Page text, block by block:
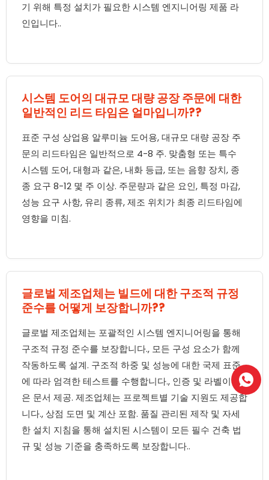
기 위해 특정 설치가 필요한 시스템 엔지니어링 제품 라
인입니다..
시스템 도어의 대규모 대량 공장 주문에 대한
일반적인 리드 타임은 얼마입니까??
표준 구성 상업용 알루미늄 도어용, 대규모 대량 공장 주
문의 리드타임은 일반적으로 4-8 주. 맞춤형 또는 특수
시스템 도어, 대형과 같은, 내화 등급, 또는 음향 장치, 종
종 요구 8-12 몇 주 이상. 주문량과 같은 요인, 특정 마감,
성능 요구 사항, 유리 종류, 제조 위치가 최종 리드타임에
영향을 미침.
글로벌 제조업체는 빌드에 대한 구조적 규정
준수를 어떻게 보장합니까??
글로벌 제조업체는 포괄적인 시스템 엔지니어링을 통해
구조적 규정 준수를 보장합니다., 모든 구성 요소가 함께
작동하도록 설계. 구조적 하중 및 성능에 대한 국제 표준
에 따라 엄격한 테스트를 수행합니다., 인증 및 라벨이 붙
은 문서 제공. 제조업체는 프로젝트별 기술 지원도 제공합
니다., 상점 도면 및 계산 포함. 품질 관리된 제작 및 자세
한 설치 지침을 통해 설치된 시스템이 모든 필수 건축 법
규 및 성능 기준을 충족하도록 보장합니다..